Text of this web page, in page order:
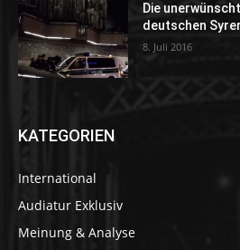
Die
deutschen
8. Juli 2016
KATEGORIEN
International
Audiatur Exklusiv
Meinung & Analyse